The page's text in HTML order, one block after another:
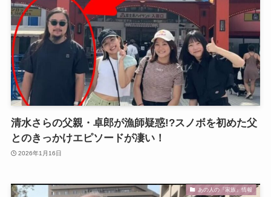
清水さらの父親・卓郎が漁師疑惑!?スノボを初めた父
とのきっかけエピソードが凄い！
2026年1月16日
あの人の『家族』情報